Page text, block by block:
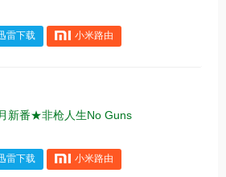
雷下载 小米路由
新番★非枪人生No Guns
雷下载 小米路由